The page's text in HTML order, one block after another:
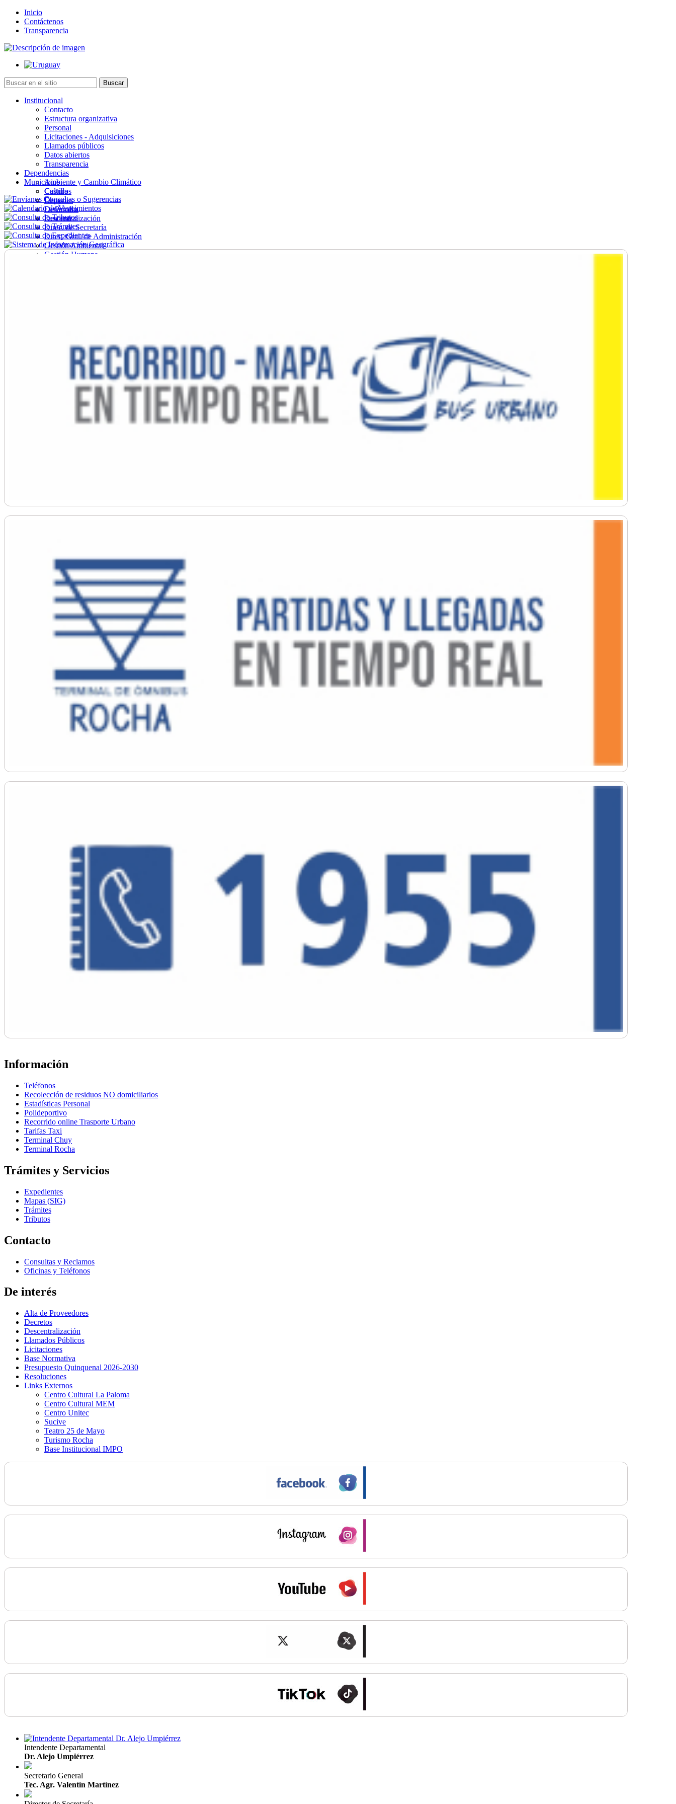
Inicio
Contáctenos
Transparencia
Institucional
Contacto
Estructura organizativa
Personal
Licitaciones - Adquisiciones
Llamados públicos
Datos abiertos
Transparencia
Dependencias
Ambiente y Cambio Climático
Cultura
Deportes
Desarrollo
Descentralización
Direc. de Secretaría
Direc. Gral. de Administración
Gestión Ambiental
Gestión Humana
Municipios
Castillos
Chuy
La Paloma
Lascano
Información
Teléfonos
Recolección de residuos NO domiciliarios
Estadísticas Personal
Polideportivo
Recorrido online Trasporte Urbano
Tarifas Taxi
Terminal Chuy
Terminal Rocha
Trámites y Servicios
Expedientes
Mapas (SIG)
Trámites
Tributos
Contacto
Consultas y Reclamos
Oficinas y Teléfonos
De interés
Alta de Proveedores
Decretos
Descentralización
Llamados Públicos
Licitaciones
Base Normativa
Presupuesto Quinquenal 2026-2030
Resoluciones
Links Externos
Centro Cultural La Paloma
Centro Cultural MEM
Centro Unitec
Sucive
Teatro 25 de Mayo
Turismo Rocha
Base Institucional IMPO
Intendente Departamental
Dr. Alejo Umpiérrez
Secretario General
Tec. Agr. Valentín Martínez